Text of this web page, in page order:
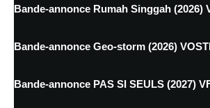
Bande-annonce Rumah Singgah (2026)
Bande-annonce Geo-storm (2026)
Bande-annonce PAS SI SEULS (2027)